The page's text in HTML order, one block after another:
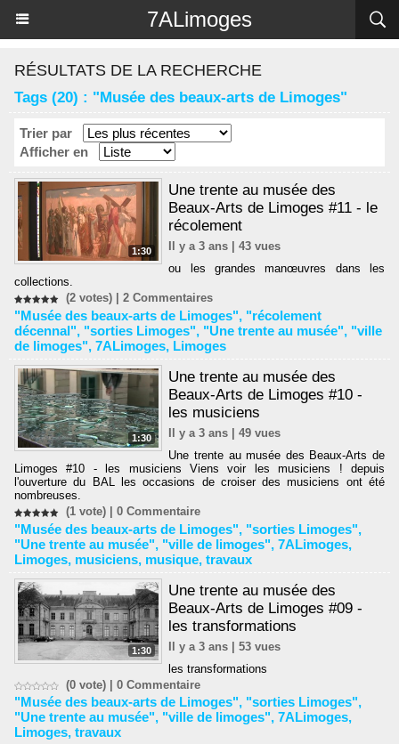
7ALimoges
RÉSULTATS DE LA RECHERCHE
Tags (20) : "Musée des beaux-arts de Limoges"
Trier par
Afficher en
1:30
Une trente au musée des
Beaux-Arts de Limoges #11 - le
récolement
Il y a 3 ans | 43 vues
ou les grandes manœuvres dans les
collections.
(2 votes) | 2 Commentaires
"Musée des beaux-arts de Limoges", "récolement
décennal", "sorties Limoges", "Une trente au musée", "ville
de limoges", 7ALimoges, Limoges
1:30
Une trente au musée des
Beaux-Arts de Limoges #10 -
les musiciens
Il y a 3 ans | 49 vues
Une trente au musée des Beaux-Arts de
Limoges #10 - les musiciens Viens voir les musiciens ! depuis
l'ouverture du BAL les occasions de croiser des musiciens ont été
nombreuses.
(1 vote) | 0 Commentaire
"Musée des beaux-arts de Limoges", "sorties Limoges",
"Une trente au musée", "ville de limoges", 7ALimoges,
Limoges, musiciens, musique, travaux
1:30
Une trente au musée des
Beaux-Arts de Limoges #09 -
les transformations
Il y a 3 ans | 53 vues
les transformations
(0 vote) | 0 Commentaire
"Musée des beaux-arts de Limoges", "sorties Limoges",
"Une trente au musée", "ville de limoges", 7ALimoges,
Limoges, travaux